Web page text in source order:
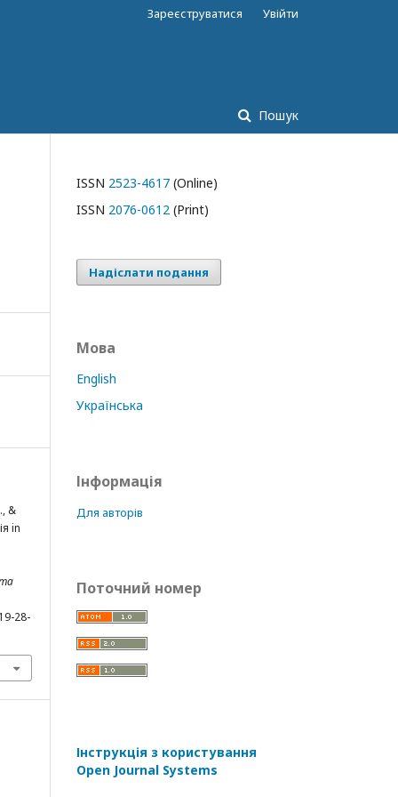
Пошук
Зареєструватися Увійти
&
in
28-
ISSN 2523-4617 (Online)
ISSN 2076-0612 (Print)
Надіслати подання
Мова
English
Українська
Інформація
Для авторів
Поточний номер
Інструкція з користування
Open Journal Systems